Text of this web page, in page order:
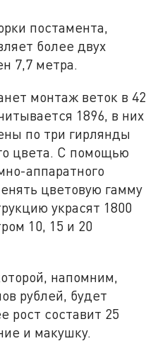
постамента,
более двух
7,7 метра.
монтаж веток в 42
1896, в них
по три гирлянды
цвета. С помощью
аппаратного
цветовую гамму
украсят 1800
10, 15 и 20
напомним,
рублей, будет
рост составит 25
и макушку.